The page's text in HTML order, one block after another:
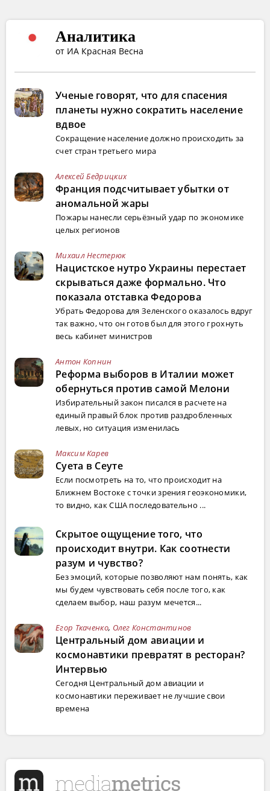
Аналитика
от ИА Красная Весна
Ученые говорят, что для спасения
планеты нужно сократить население
вдвое
Сокращение население должно происходить за
счет стран третьего мира
Алексей Бедрицких
Франция подсчитывает убытки от
аномальной жары
Пожары нанесли серьёзный удар по экономике
целых регионов
Михаил Нестерюк
Нацистское нутро Украины перестает
скрываться даже формально. Что
показала отставка Федорова
Убрать Федорова для Зеленского оказалось вдруг
так важно, что он готов был для этого грохнуть
весь кабинет министров
Антон Копнин
Реформа выборов в Италии может
обернуться против самой Мелони
Избирательный закон писался в расчете на
единый правый блок против раздробленных
левых, но ситуация изменилась
Максим Карев
Суета в Сеуте
Если посмотреть на то, что происходит на
Ближнем Востоке с точки зрения геоэкономики,
то видно, как США последовательно ...
Скрытое ощущение того, что
происходит внутри. Как соотнести
разум и чувство?
Без эмоций, которые позволяют нам понять, как
мы будем чувствовать себя после того, как
сделаем выбор, наш разум мечется...
Егор Ткаченко, Олег Константинов
Центральный дом авиации и
космонавтики превратят в ресторан?
Интервью
Сегодня Центральный дом авиации и
космонавтики переживает не лучшие свои
времена